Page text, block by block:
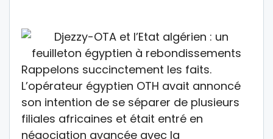
Rappelons succinctement les faits.
L’opérateur égyptien OTH avait annoncé
son intention de se séparer de plusieurs
filiales africaines et était entré en
négociation avancée avec la